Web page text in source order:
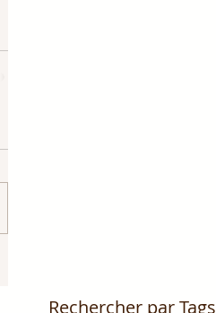
Rechercher par Tags